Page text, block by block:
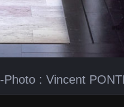
-Photo : Vincent